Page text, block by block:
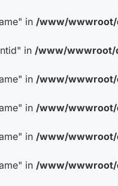
in /www/wwwroot/
in /www/wwwroot/
in /www/wwwroot/
in /www/wwwroot/
in /www/wwwroot/
in /www/wwwroot/